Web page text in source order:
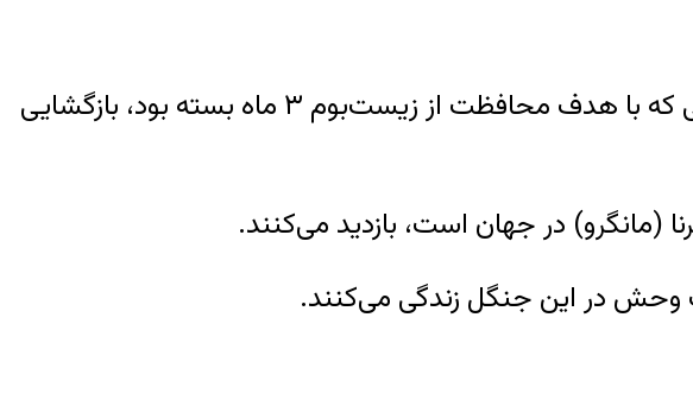
جنگل «ساندرابان»، زیستگاه ببر بنگال و برخی گونه‌های نادر درختی، جانوری و دریایی که با هدف محافظت از زیست‌بوم ۳ ماه بسته بود، بازگشایی